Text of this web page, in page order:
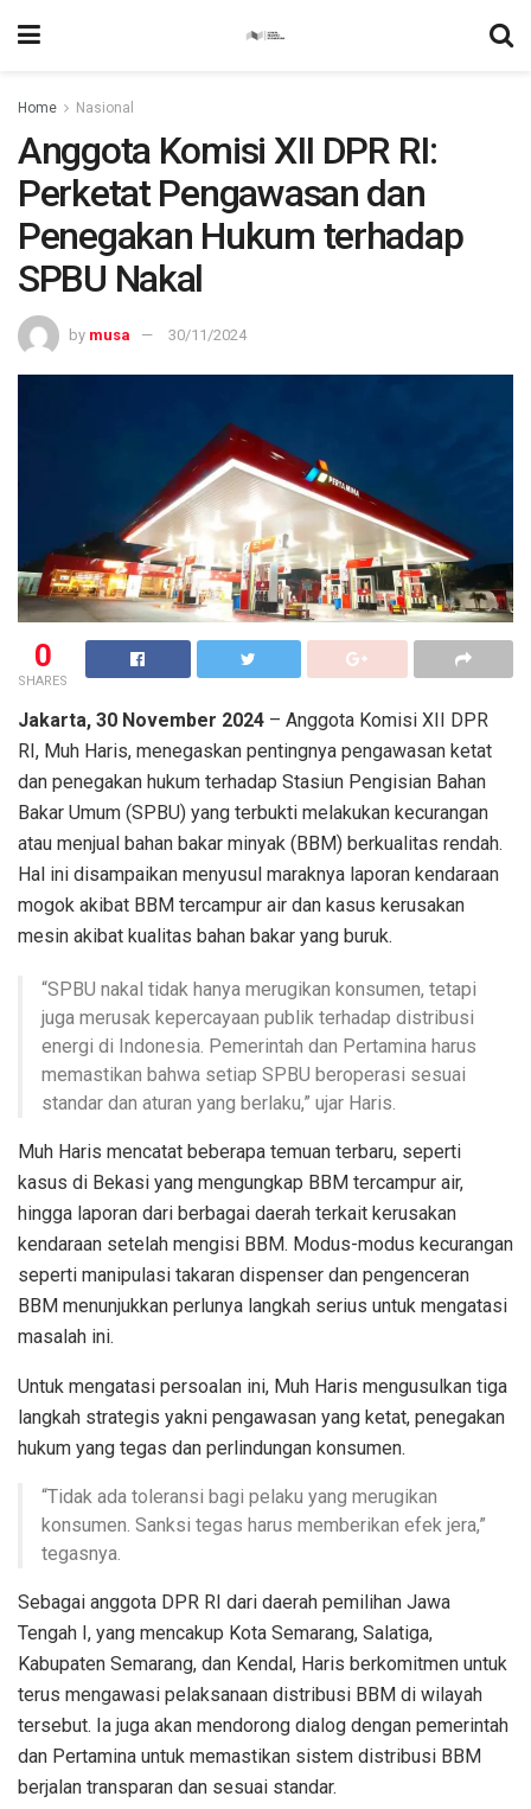
Home Nasional
Anggota Komisi XII DPR RI:
Perketat Pengawasan dan
Penegakan Hukum terhadap
SPBU Nakal
by musa 30/11/2024
0
SHARES
Jakarta, 30 November 2024 – Anggota Komisi XII DPR
RI, Muh Haris, menegaskan pentingnya pengawasan ketat
dan penegakan hukum terhadap Stasiun Pengisian Bahan
Bakar Umum (SPBU) yang terbukti melakukan kecurangan
atau menjual bahan bakar minyak (BBM) berkualitas rendah.
Hal ini disampaikan menyusul maraknya laporan kendaraan
mogok akibat BBM tercampur air dan kasus kerusakan
mesin akibat kualitas bahan bakar yang buruk.
“SPBU nakal tidak hanya merugikan konsumen, tetapi
juga merusak kepercayaan publik terhadap distribusi
energi di Indonesia. Pemerintah dan Pertamina harus
memastikan bahwa setiap SPBU beroperasi sesuai
standar dan aturan yang berlaku,” ujar Haris.
Muh Haris mencatat beberapa temuan terbaru, seperti
kasus di Bekasi yang mengungkap BBM tercampur air,
hingga laporan dari berbagai daerah terkait kerusakan
kendaraan setelah mengisi BBM. Modus-modus kecurangan
seperti manipulasi takaran dispenser dan pengenceran
BBM menunjukkan perlunya langkah serius untuk mengatasi
masalah ini.
Untuk mengatasi persoalan ini, Muh Haris mengusulkan tiga
langkah strategis yakni pengawasan yang ketat, penegakan
hukum yang tegas dan perlindungan konsumen.
“Tidak ada toleransi bagi pelaku yang merugikan
konsumen. Sanksi tegas harus memberikan efek jera,”
tegasnya.
Sebagai anggota DPR RI dari daerah pemilihan Jawa
Tengah I, yang mencakup Kota Semarang, Salatiga,
Kabupaten Semarang, dan Kendal, Haris berkomitmen untuk
terus mengawasi pelaksanaan distribusi BBM di wilayah
tersebut. Ia juga akan mendorong dialog dengan pemerintah
dan Pertamina untuk memastikan sistem distribusi BBM
berjalan transparan dan sesuai standar.